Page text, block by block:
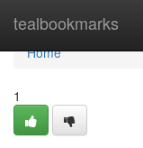
tealbookmarks
Home
Home
1